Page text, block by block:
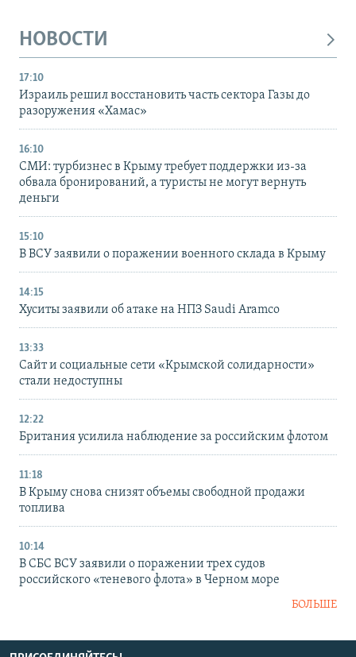
НОВОСТИ
17:10
Израиль решил восстановить часть сектора Газы до
разоружения «Хамас»
16:10
СМИ: турбизнес в Крыму требует поддержки из-за
обвала бронирований, а туристы не могут вернуть
деньги
15:10
В ВСУ заявили о поражении военного склада в Крыму
14:15
Хуситы заявили об атаке на НПЗ Saudi Aramco
13:33
Сайт и социальные сети «Крымской солидарности»
стали недоступны
12:22
Британия усилила наблюдение за российским флотом
11:18
В Крыму снова снизят объемы свободной продажи
топлива
10:14
В СБС ВСУ заявили о поражении трех судов
российского «теневого флота» в Черном море
БОЛЬШЕ